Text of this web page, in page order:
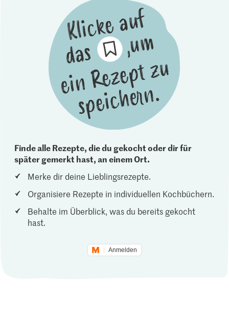
Finde alle Rezepte, die du gekocht oder dir für
später gemerkt hast, an einem Ort.
Merke dir deine Lieblingsrezepte.
Organisiere Rezepte in individuellen Kochbüchern.
Behalte im Überblick, was du bereits gekocht
hast.
Anmelden